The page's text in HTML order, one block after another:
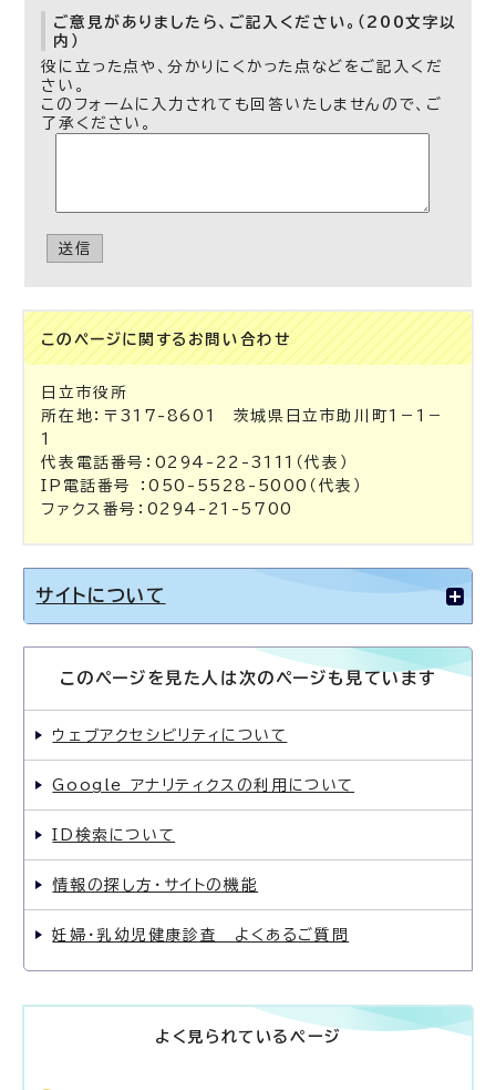
ご意見がありましたら、ご記入ください。（200文字以
内）
役に立った点や、分かりにくかった点などをご記入くだ
さい。
このフォームに入力されても回答いたしませんので、ご
了承ください。
送信
このページに関する お問い合わせ
日立市役所
所在地：〒317-8601 茨城県日立市助川町1－1－
1
代表電話番号：0294-22-3111（代表）
IP電話番号 ：050-5528-5000（代表）
ファクス番号：0294-21-5700
サイトについて
このページを見た人は次のページも見ています
ウェブアクセシビリティについて
Google アナリティクスの利用について
ID検索について
情報の探し方・サイトの機能
妊婦・乳幼児健康診査 よくあるご質問
よく見られているページ